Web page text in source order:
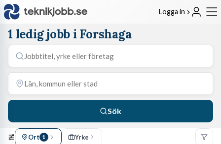
Logga in
1 ledig jobb i Forshaga
Sök
Ort 1 Yrke